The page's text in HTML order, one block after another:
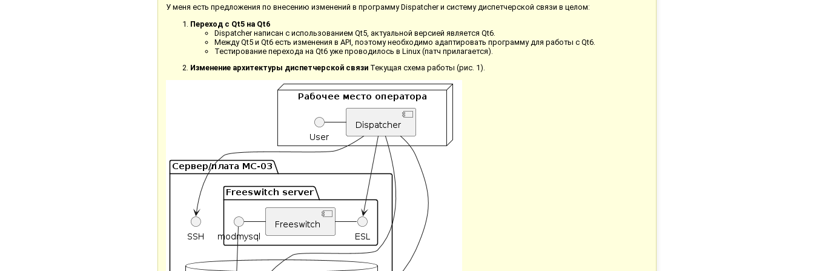
У меня есть предложения по внесению изменений в программу Dispatcher и систему диспетчерской связи в целом:
Переход с Qt5 на Qt6
Dispatcher написан с использованием Qt5, актуальной версией является Qt6.
Между Qt5 и Qt6 есть изменения в API, поэтому необходимо адаптировать программу для работы с Qt6.
Тестирование перехода на Qt6 уже проводилось в Linux (патч прилагается).
Изменение архитектуры диспетчерской связиТекущая схема работы (рис. 1).